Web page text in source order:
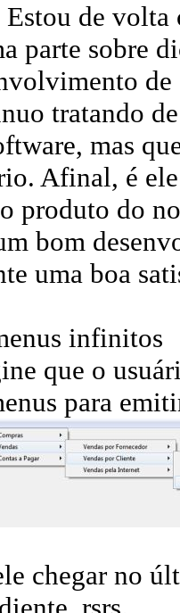
Estou de volta
parte sobre
tratando
mas
Afinal, é
produto do
bom
uma boa
infinitos
que o
para
chegar no